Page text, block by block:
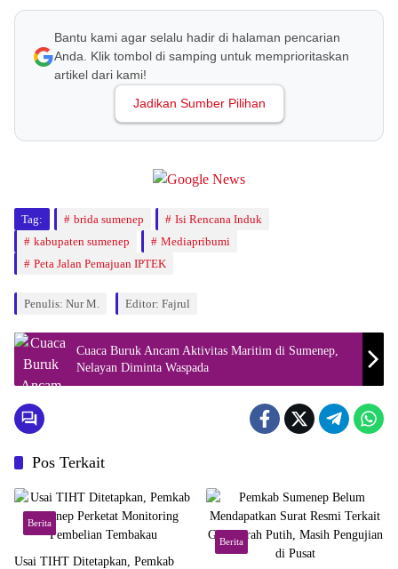
Bantu kami agar selalu hadir di halaman pencarian
Anda. Klik tombol di samping untuk memprioritaskan
artikel dari kami!
Jadikan Sumber Pilihan
Tag: brida sumenep
Isi Rencana Induk
kabupaten sumenep
Mediapribumi
Peta Jalan Pemajuan IPTEK
Penulis: Nur M. Editor: Fajrul
Cuaca Buruk Ancam Aktivitas Maritim di Sumenep,
Nelayan Diminta Waspada
Pos Terkait
Berita
Usai TIHT Ditetapkan, Pemkab
Berita